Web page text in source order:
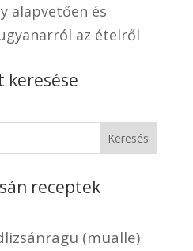
alapvetően és
az ételről
keresése
Keresés
receptek
(mualle)